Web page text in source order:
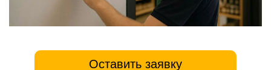
Оставить заявку